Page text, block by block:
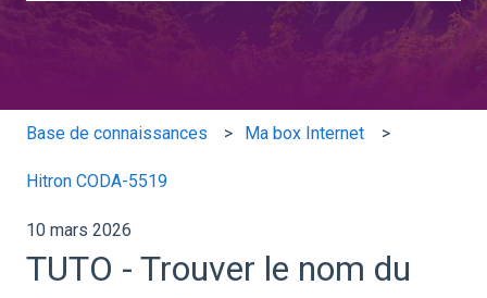
Il n'y a aucune suggestion car le champ de recherche
Base de connaissances Ma box Internet
Hitron CODA‑5519
10 mars 2026
TUTO - Trouver le nom du